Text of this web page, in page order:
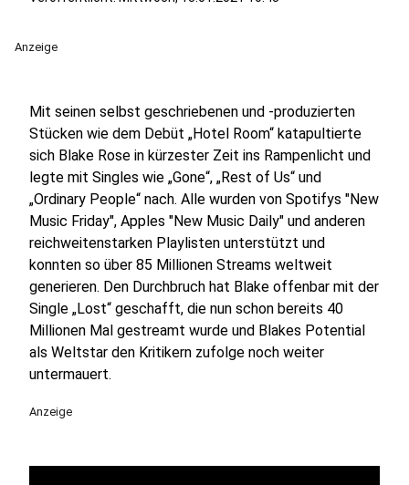
Anzeige
Mit seinen selbst geschriebenen und -produzierten
Stücken wie dem Debüt „Hotel Room“ katapultierte
sich Blake Rose in kürzester Zeit ins Rampenlicht und
legte mit Singles wie „Gone“, „Rest of Us“ und
„Ordinary People“ nach. Alle wurden von Spotifys "New
Music Friday", Apples "New Music Daily" und anderen
reichweitenstarken Playlisten unterstützt und
konnten so über 85 Millionen Streams weltweit
generieren. Den Durchbruch hat Blake offenbar mit der
Single „Lost“ geschafft, die nun schon bereits 40
Millionen Mal gestreamt wurde und Blakes Potential
als Weltstar den Kritikern zufolge noch weiter
untermauert.
Anzeige